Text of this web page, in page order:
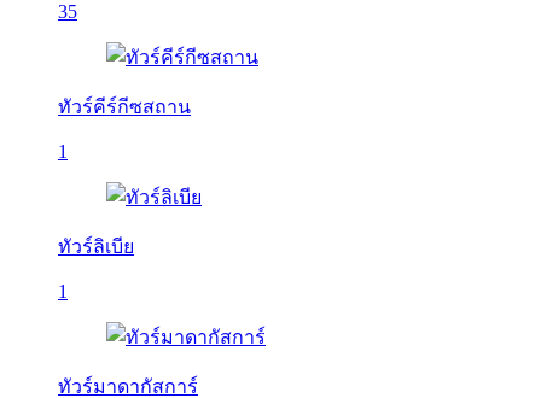
35
ทัวร์คีร์กีซสถาน
1
ทัวร์ลิเบีย
1
ทัวร์มาดากัสการ์